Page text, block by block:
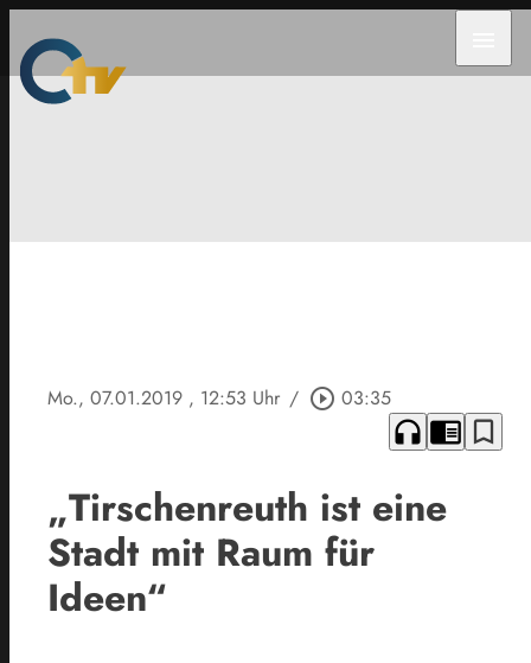
Mo., 07.01.2019 , 12:53 Uhr / play_circle_outline 03:35
headphones chrome_reader_mode bookmark_border
„Tirschenreuth ist eine
Stadt mit Raum für
Ideen“